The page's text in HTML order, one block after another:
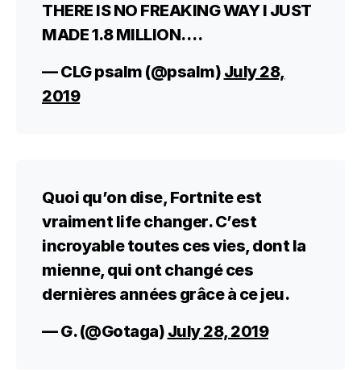
THERE IS NO FREAKING WAY I JUST
MADE 1.8 MILLION….
— CLG psalm (@psalm) July 28,
2019
Quoi qu’on dise, Fortnite est
vraiment life changer. C’est
incroyable toutes ces vies, dont la
mienne, qui ont changé ces
dernières années grâce à ce jeu.
— G. (@Gotaga) July 28, 2019